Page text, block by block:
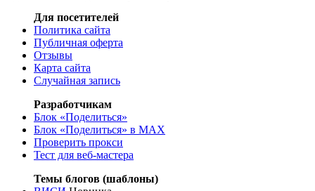
Для посетителей
Политика сайта
Публичная оферта
Отзывы
Карта сайта
Случайная запись
Разработчикам
Блок «Поделиться»
Блок «Поделиться» в MAX
Проверить прокси
Тест для веб-мастера
Темы блогов (шаблоны)